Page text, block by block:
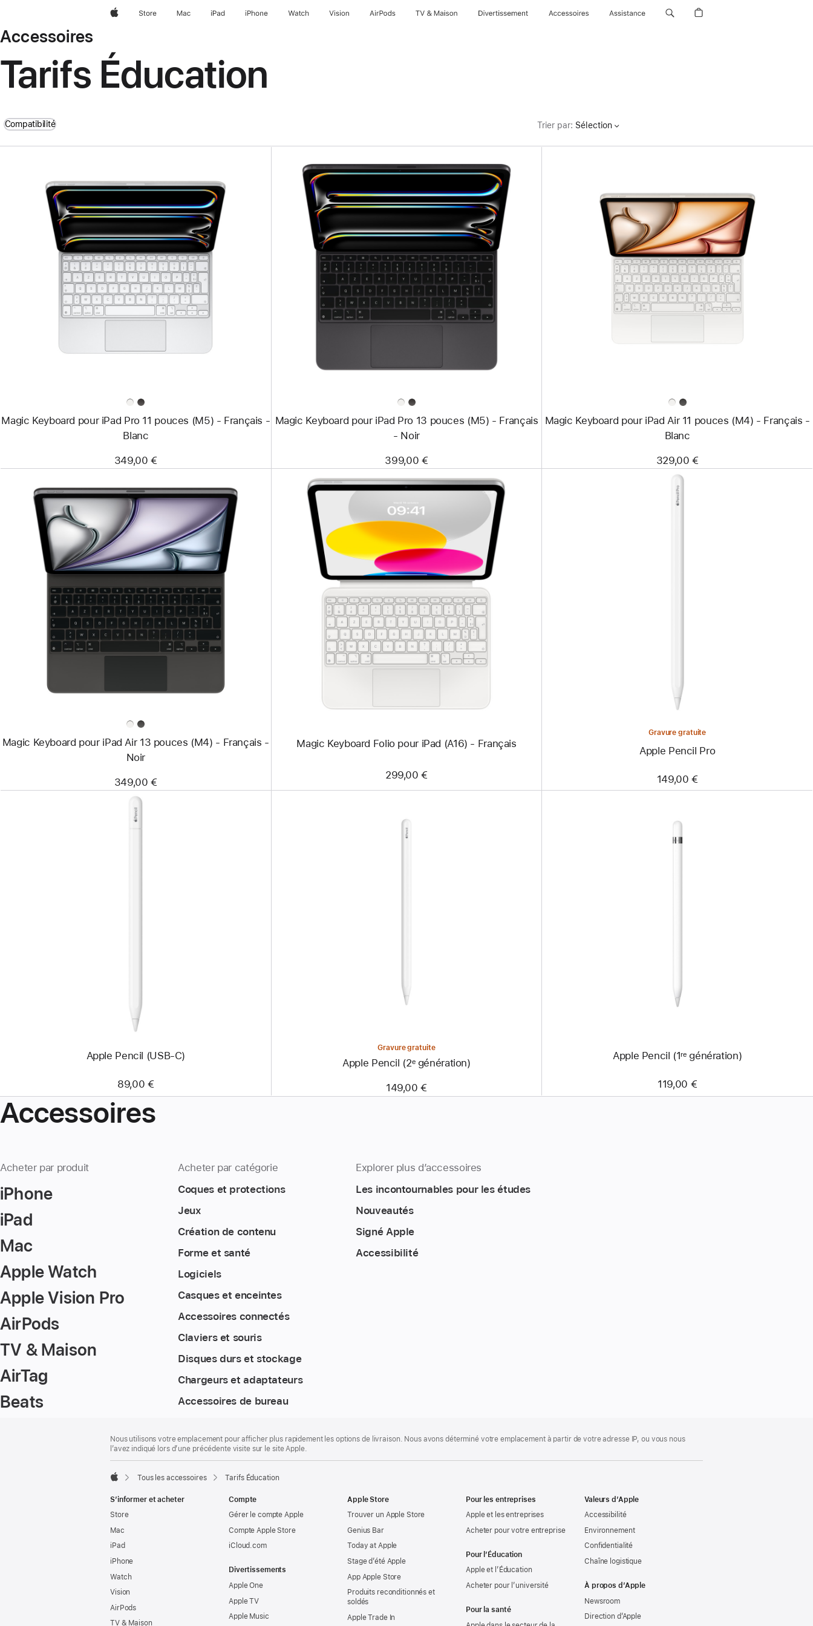
AppleStore Mac iPad iPhone Watch Vision AirPods TV & Maison Divertissements Accessoires Assistance
Accessoires
Tarifs Éducation
Compatibilité Trier par: Sélection
Précédent
Image
-
Magic
Keyboard
pour
iPad Pro
-
Magic Keyboard pour iPad Pro 11 pouces (M5) - Français -
Blanc
349,00 €
Précédent
Image
-
Magic
Keyboard
pour
iPad Pro
-
Magic Keyboard pour iPad Pro 13 pouces (M5) - Français
- Noir
399,00 €
Précédent
Image
-
Magic
Keyboard
pour
Magic Keyboard pour iPad Air 11 pouces (M4) - Français -
Blanc
329,00 €
Précédent
Image
-
Magic
Keyboard
pour
iPad Air
13 pouces
-
Magic Keyboard pour iPad Air 13 pouces (M4) - Français -
Noir
349,00 €
Précédent
-
Magic Keyboard
Folio
pour
iPad
(A16)
-
Magic Keyboard Folio pour iPad (A16) - Français
299,00 €
Gravure gratuite
Apple Pencil Pro
149,00 €
Apple Pencil (USB-C)
89,00 €
Gravure gratuite
Apple Pencil (2ᵉ génération)
149,00 €
Apple Pencil (1ʳᵉ génération)
119,00 €
Accessoires
Acheter par produit
iPhone
iPad
Mac
Apple Watch
Apple Vision Pro
AirPods
TV & Maison
AirTag
Beats
Acheter par catégorie
Coques et protections
Jeux
Création de contenu
Forme et santé
Logiciels
Casques et enceintes
Accessoires connectés
Claviers et souris
Disques durs et stockage
Chargeurs et adaptateurs
Accessoires de bureau
Explorer plus d’accessoires
Les incontournables pour les études
Nouveautés
Signé Apple
Accessibilité
de
page
de
bas
page
Nous utilisons votre emplacement pour afficher plus rapidement les options de livraison. Nous avons déterminé votre emplacement à partir de votre adresse IP, ou vous nous
l’avez indiqué lors d’une précédente visite sur le site Apple.
Tous les accessoires Tarifs Éducation
S’informer et acheter
Store
Mac
iPad
iPhone
Watch
Vision
AirPods
TV & Maison
Compte
Gérer le compte Apple
Compte Apple Store
iCloud.com
Divertissements
Apple One
Apple TV
Apple Music
Apple Store
Trouver un Apple Store
Genius Bar
Today at Apple
Stage d’été Apple
App Apple Store
Produits reconditionnés et
soldés
Apple Trade In
Pour les entreprises
Apple et les entreprises
Acheter pour votre entreprise
Pour l’Éducation
Apple et l’Éducation
Acheter pour l’université
Pour la santé
Valeurs d’Apple
Accessibilité
Environnement
Confidentialité
Chaîne logistique
À propos d’Apple
Newsroom
Direction d’Apple